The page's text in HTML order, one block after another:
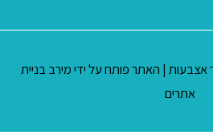
אצבעות | האתר פותח על ידימירב בניית
אתרים